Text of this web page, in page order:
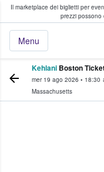
Il marketplace dei biglietti per
prezzi possono
Menu
fan comprano
Kehlani Boston
mer 19 ago 2026 • 18:30
Massachusetts